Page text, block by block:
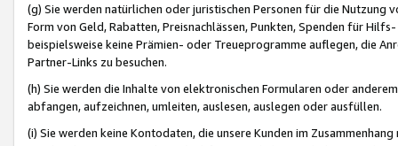
(g) Sie werden natürlichen oder juristischen Personen für die Nutzung
Form von Geld, Rabatten, Preisnachlässen, Punkten, Spenden für
beispielsweise keine Prämien- oder Treueprogramme auflegen, die
Partner-Links zu besuchen.
(h) Sie werden die Inhalte von elektronischen Formularen oder
abfangen, aufzeichnen, umleiten, auslesen, auslegen oder ausfüllen.
(i) Sie werden keine Kontodaten, die unsere Kunden im